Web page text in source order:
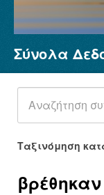
Σύνολα
Φορείς
Ομάδες
Σχετικά
Σύνολα
Ταξινόμηση